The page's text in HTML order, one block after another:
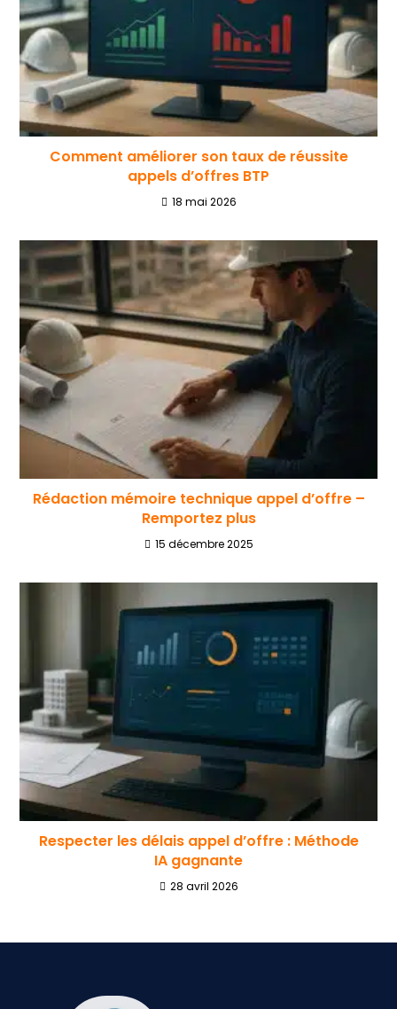
Comment améliorer son taux de réussite
appels d’offres BTP
18 mai 2026
Rédaction mémoire technique appel d’offre –
Remportez plus
15 décembre 2025
Respecter les délais appel d’offre : Méthode
IA gagnante
28 avril 2026